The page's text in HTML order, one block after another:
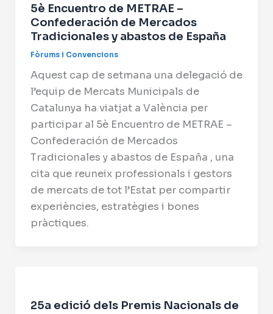
5è Encuentro de METRAE –
Confederación de Mercados
Tradicionales y abastos de España
Fòrums i Convencions
Aquest cap de setmana una delegació de
l’equip de Mercats Municipals de
Catalunya ha viatjat a València per
participar al 5è Encuentro de METRAE –
Confederación de Mercados
Tradicionales y abastos de España , una
cita que reuneix professionals i gestors
de mercats de tot l’Estat per compartir
experiències, estratègies i bones
pràctiques.
25a edició dels Premis Nacionals de